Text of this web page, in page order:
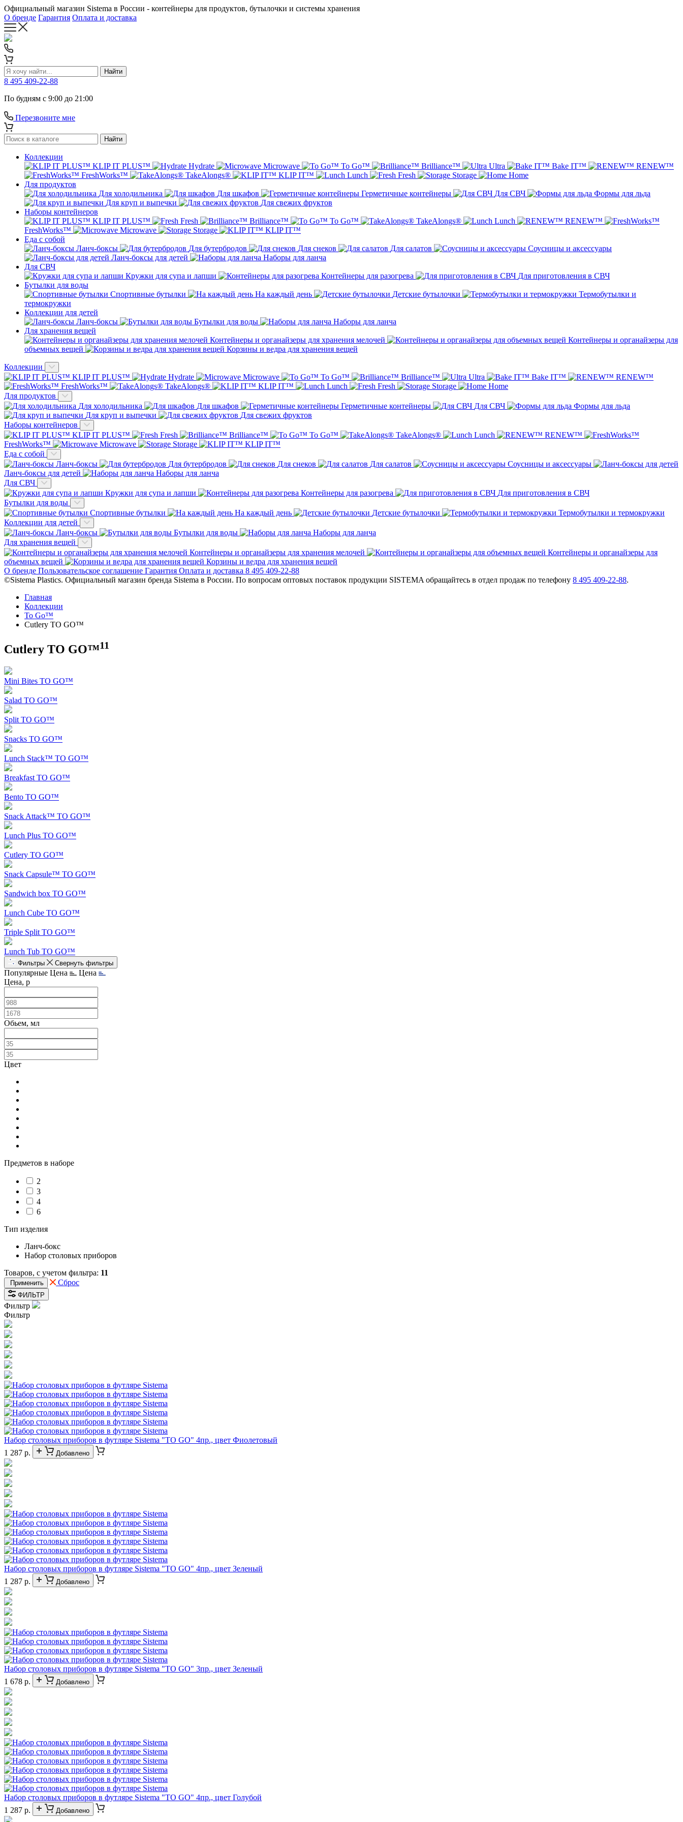
Официальный магазин Sistema в России - контейнеры для продуктов, бутылочки и системы хранения
О бренде Гарантия Оплата и доставка
Найти
8 495 409-22-88
По будням с 9:00 до 21:00
Перезвоните мне
Найти
Коллекции
KLIP IT PLUS™
Hydrate Microwave To Go™ Brilliance™ Ultra Bake IT™
RENEW™
FreshWorks™
TakeAlongs® KLIP IT™ Lunch Fresh Storage
Home
Для продуктов
Для холодильника
Для шкафов Герметичные контейнеры Для СВЧ
Формы для льда
Для круп и выпечки
Для свежих фруктов
Наборы контейнеров
KLIP IT PLUS™
Fresh Brilliance™ To Go™ TakeAlongs® Lunch
RENEW™
FreshWorks™
Microwave Storage
KLIP IT™
Еда с собой
Ланч-боксы
Для бутербродов Для снеков Для салатов
Соусницы и аксессуары
Ланч-боксы для детей
Наборы для ланча
Для СВЧ
Кружки для супа и лапши
Контейнеры для разогрева
Для приготовления в СВЧ
Бутылки для воды
Спортивные бутылки
На каждый день Детские бутылочки
Термобутылки и
термокружки
Коллекции для детей
Ланч-боксы
Бутылки для воды
Наборы для ланча
Для хранения вещей
Контейнеры и органайзеры для хранения мелочей
Контейнеры и органайзеры для
объемных вещей
Корзины и ведра для хранения вещей
Коллекции
KLIP IT PLUS™
Hydrate Microwave To Go™ Brilliance™ Ultra Bake IT™
RENEW™
FreshWorks™
TakeAlongs® KLIP IT™ Lunch Fresh Storage
Home
Для продуктов
Для холодильника
Для шкафов Герметичные контейнеры Для СВЧ
Формы для льда
Для круп и выпечки
Для свежих фруктов
Наборы контейнеров
KLIP IT PLUS™
Fresh Brilliance™ To Go™ TakeAlongs® Lunch
RENEW™
FreshWorks™
Microwave Storage
KLIP IT™
Еда с собой
Ланч-боксы
Для бутербродов Для снеков Для салатов
Соусницы и аксессуары
Ланч-боксы для детей
Наборы для ланча
Для СВЧ
Кружки для супа и лапши
Контейнеры для разогрева
Для приготовления в СВЧ
Бутылки для воды
Спортивные бутылки
На каждый день Детские бутылочки
Термобутылки и термокружки
Коллекции для детей
Ланч-боксы
Бутылки для воды
Наборы для ланча
Для хранения вещей
Контейнеры и органайзеры для хранения мелочей
Контейнеры и органайзеры для
объемных вещей
Корзины и ведра для хранения вещей
О бренде Пользовательское соглашение Гарантия Оплата и доставка 8 495 409-22-88
©Sistema Plastics. Официальный магазин бренда Sistema в России. По вопросам оптовых поставок продукции SISTEMA обращайтесь в отдел продаж по телефону 8 495 409-22-88.
Главная
Коллекции
To Go™
Cutlery TO GO™
Cutlery TO GO™11
Mini Bites TO GO™
Salad TO GO™
Split TO GO™
Snacks TO GO™
Lunch Stack™ TO GO™
Breakfast TO GO™
Bento TO GO™
Snack Attack™ TO GO™
Lunch Plus TO GO™
Cutlery TO GO™
Snack Capsule™ TO GO™
Sandwich box TO GO™
Lunch Cube TO GO™
Triple Split TO GO™
Lunch Tub TO GO™
Фильтры Свернуть фильтры
Популярные Цена
Цена
Цена, р
Обьем, мл
Цвет
Предметов в наборе
2
3
4
6
Тип изделия
Ланч-бокс
Набор столовых приборов
Товаров, с учетом фильтра: 11
Применить Сброс
ФИЛЬТР
Фильтр
Фильтр
Набор столовых приборов в футляре Sistema "TO GO" 4пр., цвет Фиолетовый
1 287 р.
Добавлено
Набор столовых приборов в футляре Sistema "TO GO" 4пр., цвет Зеленый
1 287 р.
Добавлено
Набор столовых приборов в футляре Sistema "TO GO" 3пр., цвет Зеленый
1 678 р.
Добавлено
Набор столовых приборов в футляре Sistema "TO GO" 4пр., цвет Голубой
1 287 р.
Добавлено